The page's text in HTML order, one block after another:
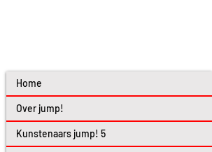
Home
Over jump!
Kunstenaars jump! 5